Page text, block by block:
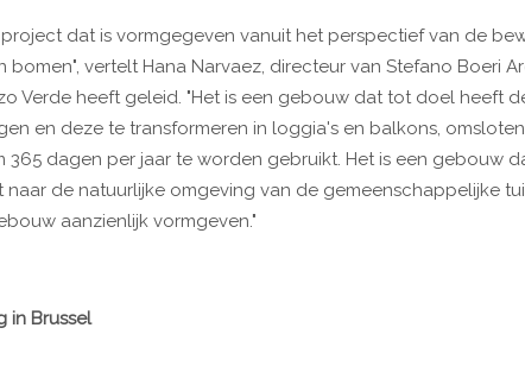
project dat is vormgegeven vanuit het perspectief van de
bomen", vertelt Hana Narvaez, directeur van Stefano Boeri
Verde heeft geleid. "Het is een gebouw dat tot doel heeft
en deze te transformeren in loggia's en balkons,
365 dagen per jaar te worden gebruikt. Het is een gebouw
de natuurlijke omgeving van de gemeenschappelijke
aanzienlijk vormgeven."
in Brussel